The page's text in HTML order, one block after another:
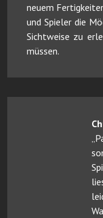
neuem
und Spieler die
Sichtweise zu
müssen.